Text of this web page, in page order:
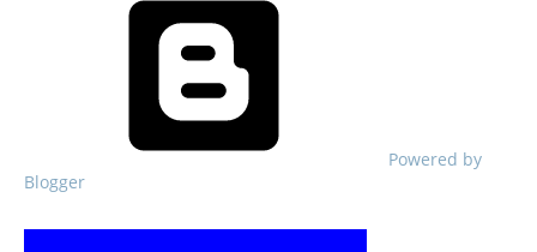
Powered by
Blogger